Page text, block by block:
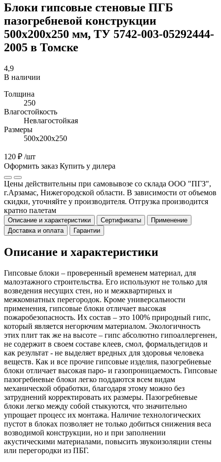
Блоки гипсовые стеновые ПГБ
пазогребневой конструкции
500х200х250 мм, ТУ 5742-003-05292444-
2005 в Томске
4,9
В наличии
Толщина
250
Влагостойкость
Невлагостойкая
Размеры
500х200х250
120 ₽ /шт
Оформить заказ Купить у дилера
Цены действительны при самовывозе со склада ООО "ПГЗ",
г.Арзамас, Нижегородской области. В зависимости от объемов
скидки, уточняйте у производителя. Отгрузка производится
кратно палетам
Описание и характеристики Сертификаты
Применение
Доставка и оплата
Гарантии
Описание и характеристики
Гипсовые блоки – проверенный временем материал, для
малоэтажного строительства. Его используют не только для
возведения несущих стен, но и межквартирных и
межкомнатных перегородок. Кроме универсальности
применения, гипсовые блоки отличает высокая
пожаробезопасность. Их состав – это 100% природный гипс,
который является негорючим материалом. Экологичность
этих плит так же на высоте – гипс абсолютно гипоаллергенен,
не содержит в своем составе клеев, смол, формальдегидов и
как результат - не выделяет вредных для здоровья человека
веществ. Как и все прочие гипсовые изделия, пазогребневые
блоки отличает высокая паро- и газопроницаемость. Гипсовые
пазогребневые блоки легко поддаются всем видам
механической обработки, благодаря этому можно без
затруднений корректировать их размеры. Пазогребневые
блоки легко между собой стыкуются, что значительно
упрощает процесс их монтажа. Наличие технологических
пустот в блоках позволяет не только добиться снижения веса
возводимой конструкции, но и при заполнении
акустическими материалами, повысить звукоизоляции стены
или перегородки из ПБГ.